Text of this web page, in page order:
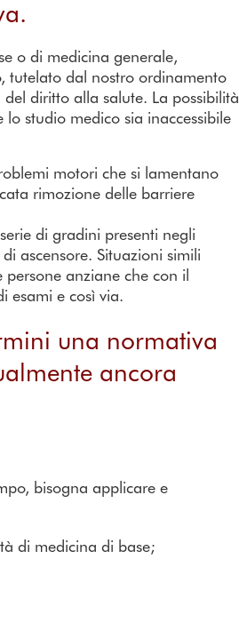
o di medicina generale,
tutelato dal nostro ordinamento
diritto alla salute. La possibilità
studio medico sia inaccessibile
motori che si lamentano
rimozione delle barriere
di gradini presenti negli
ascensore. Situazioni simili
anziane che con il
esami e così via.
una normativa
ancora
bisogna applicare e
di medicina di base;